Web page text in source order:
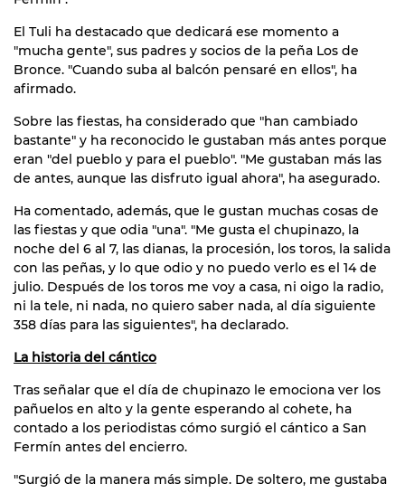
El Tuli ha destacado que dedicará ese momento a
"mucha gente", sus padres y socios de la peña Los de
Bronce. "Cuando suba al balcón pensaré en ellos", ha
afirmado.
Sobre las fiestas, ha considerado que "han cambiado
bastante" y ha reconocido le gustaban más antes porque
eran "del pueblo y para el pueblo". "Me gustaban más las
de antes, aunque las disfruto igual ahora", ha asegurado.
Ha comentado, además, que le gustan muchas cosas de
las fiestas y que odia "una". "Me gusta el chupinazo, la
noche del 6 al 7, las dianas, la procesión, los toros, la salida
con las peñas, y lo que odio y no puedo verlo es el 14 de
julio. Después de los toros me voy a casa, ni oigo la radio,
ni la tele, ni nada, no quiero saber nada, al día siguiente
358 días para las siguientes", ha declarado.
La historia del cántico
Tras señalar que el día de chupinazo le emociona ver los
pañuelos en alto y la gente esperando al cohete, ha
contado a los periodistas cómo surgió el cántico a San
Fermín antes del encierro.
"Surgió de la manera más simple. De soltero, me gustaba